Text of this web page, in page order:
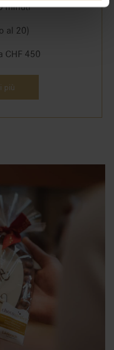
minuti
al 20)
CHF 450
più